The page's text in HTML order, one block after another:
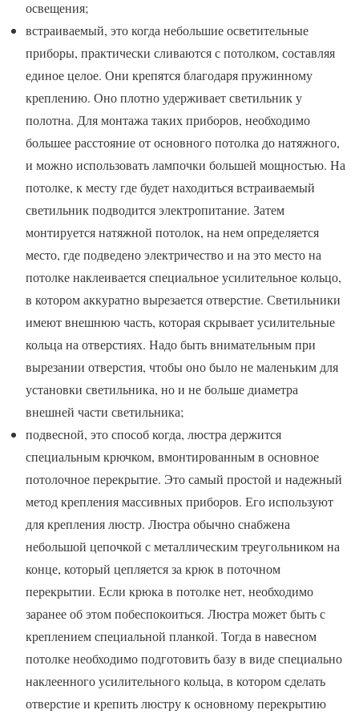
освещения;
встраиваемый, это когда небольшие осветительные
приборы, практически сливаются с потолком, составляя
единое целое. Они крепятся благодаря пружинному
креплению. Оно плотно удерживает светильник у
полотна. Для монтажа таких приборов, необходимо
большее расстояние от основного потолка до натяжного,
и можно использовать лампочки большей мощностью. На
потолке, к месту где будет находиться встраиваемый
светильник подводится электропитание. Затем
монтируется натяжной потолок, на нем определяется
место, где подведено электричество и на это место на
потолке наклеивается специальное усилительное кольцо,
в котором аккуратно вырезается отверстие. Светильники
имеют внешнюю часть, которая скрывает усилительные
кольца на отверстиях. Надо быть внимательным при
вырезании отверстия, чтобы оно было не маленьким для
установки светильника, но и не больше диаметра
внешней части светильника;
подвесной, это способ когда, люстра держится
специальным крючком, вмонтированным в основное
потолочное перекрытие. Это самый простой и надежный
метод крепления массивных приборов. Его используют
для крепления люстр. Люстра обычно снабжена
небольшой цепочкой с металлическим треугольником на
конце, который цепляется за крюк в поточном
перекрытии. Если крюка в потолке нет, необходимо
заранее об этом побеспокоиться. Люстра может быть с
креплением специальной планкой. Тогда в навесном
потолке необходимо подготовить базу в виде специально
наклеенного усилительного кольца, в котором сделать
отверстие и крепить люстру к основному перекрытию